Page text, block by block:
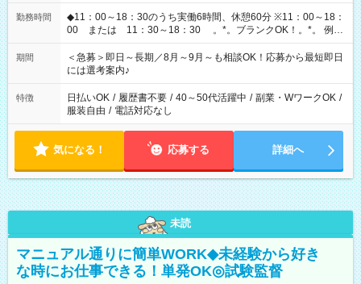
勤務時間
◆11：00～18：30のうち実働6時間、休憩60分 ※11：00～18：
00 または 11：30～18：30 。*。ブランクOK！。*。 例え
ば前職が、 在宅/財団法人/事務/コールセンター/受付/販売/カフェ
スタッフ スイーツ販売/ホテルフロント/化粧品販売/など 様々な
業界から入社して活躍されています♪
期間
＜急募＞即日～長期／8月～9月～も相談OK！応募から最短即日
には選考案内♪
特徴 日払いOK / 履歴書不要 / 40～50代活躍中 / 副業・WワークOK /
服装自由 / 電話対応なし
気になる！ 応募する 詳細へ
未読
マニュアル通りに簡単WORK◆未経験から好き
な時にお仕事できる！単発OK◎試験監督